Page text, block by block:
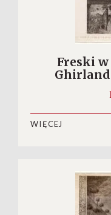
Freski
WIĘCEJ